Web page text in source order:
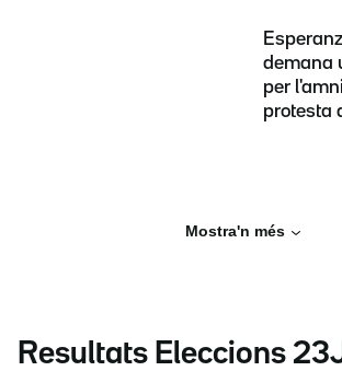
demana
per
protesta
Mostra'n més
Resultats Eleccions